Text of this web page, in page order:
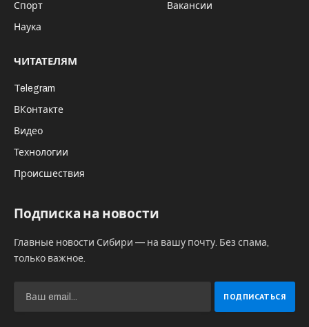
Спорт
Наука
Вакансии
ЧИТАТЕЛЯМ
Telegram
ВКонтакте
Видео
Технологии
Происшествия
Подписка на новости
Главные новости Сибири — на вашу почту. Без спама,
только важное.